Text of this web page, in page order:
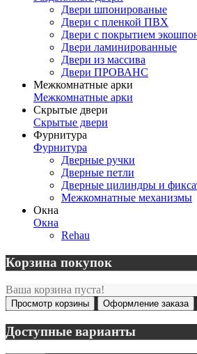
Двери шпонированые
Двери с пленкой ПВХ
Двери с покрытием
Двери ламинированные
Двери из массива
Двери ПРОВАНС
Межкомнатные арки
Межкомнатные арки
Скрытые двери
Скрытые двери
Фурнитура
Фурнитура
Дверные ручки
Дверные петли
Дверные цилиндры и
Межкомнатные механизмы
Окна
Окна
Rehau
Корзина покупок
Ваша корзина пуста!
Просмотр корзины Оформление заказа
Доступные варианты